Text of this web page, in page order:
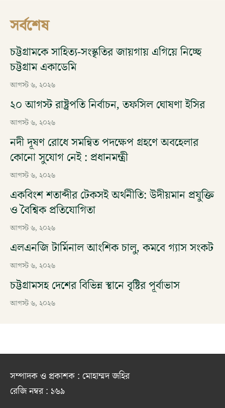
সর্বশেষ
চট্টগ্রামকে সাহিত্য-সংস্কৃতির জায়গায় এগিয়ে নিচ্ছে
চট্টগ্রাম একাডেমি
আগস্ট ৬, ২০২৬
২০ আগস্ট রাষ্ট্রপতি নির্বাচন, তফসিল ঘোষণা ইসির
আগস্ট ৬, ২০২৬
নদী দূষণ রোধে সমন্বিত পদক্ষেপ গ্রহণে অবহেলার
কোনো সুযোগ নেই : প্রধানমন্ত্রী
আগস্ট ৬, ২০২৬
একবিংশ শতাব্দীর টেকসই অর্থনীতি: উদীয়মান প্রযুক্তি
ও বৈশ্বিক প্রতিযোগিতা
আগস্ট ৬, ২০২৬
এলএনজি টার্মিনাল আংশিক চালু, কমবে গ্যাস সংকট
আগস্ট ৬, ২০২৬
চট্টগ্রামসহ দেশের বিভিন্ন স্থানে বৃষ্টির পূর্বাভাস
আগস্ট ৬, ২০২৬
সম্পাদক ও প্রকাশক : মোহাম্মদ জহির
রেজি নম্বর : ১৬৯